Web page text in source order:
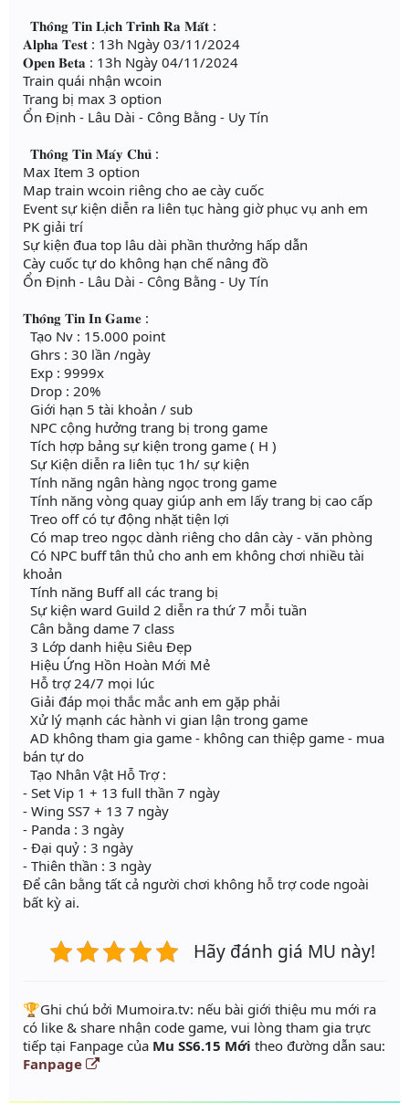
𝐓𝐡𝐨̂𝐧𝐠 𝐓𝐢𝐧 𝐋𝐢̣𝐜𝐡 𝐓𝐫𝐢̀𝐧𝐡 𝐑𝐚 𝐌𝐚̆́𝐭 :
𝐀𝐥𝐩𝐡𝐚 𝐓𝐞𝐬𝐭 : 13h Ngày 03/11/2024
𝐎𝐩𝐞𝐧 𝐁𝐞𝐭𝐚 : 13h Ngày 04/11/2024
Train quái nhận wcoin
Trang bị max 3 option
Ổn Định - Lâu Dài - Công Bằng - Uy Tín
𝐓𝐡𝐨̂𝐧𝐠 𝐓𝐢𝐧 𝐌𝐚́𝐲 𝐂𝐡𝐮̉ :
Max Item 3 option
Map train wcoin riêng cho ae cày cuốc
Event sự kiện diễn ra liên tục hàng giờ phục vụ anh em
PK giải trí
Sự kiện đua top lâu dài phần thưởng hấp dẫn
Cày cuốc tự do không hạn chế nâng đồ
Ổn Định - Lâu Dài - Công Bằng - Uy Tín
𝐓𝐡𝐨̂𝐧𝐠 𝐓𝐢𝐧 𝐈𝐧 𝐆𝐚𝐦𝐞 :
Tạo Nv : 15.000 point
Ghrs : 30 lần /ngày
Exp : 9999x
Drop : 20%
Giới hạn 5 tài khoản / sub
NPC cộng hưởng trang bị trong game
Tích hợp bảng sự kiện trong game ( H )
Sự Kiện diễn ra liên tục 1h/ sự kiện
Tính năng ngân hàng ngọc trong game
Tính năng vòng quay giúp anh em lấy trang bị cao cấp
Treo off có tự động nhặt tiện lợi
Có map treo ngọc dành riêng cho dân cày - văn phòng
Có NPC buff tân thủ cho anh em không chơi nhiều tài
khoản
Tính năng Buff all các trang bị
Sự kiện ward Guild 2 diễn ra thứ 7 mỗi tuần
Cân bằng dame 7 class
3 Lớp danh hiệu Siêu Đẹp
Hiệu Ứng Hồn Hoàn Mới Mẻ
Hỗ trợ 24/7 mọi lúc
Giải đáp mọi thắc mắc anh em gặp phải
Xử lý mạnh các hành vi gian lận trong game
AD không tham gia game - không can thiệp game - mua
bán tự do
Tạo Nhân Vật Hỗ Trợ :
- Set Vip 1 + 13 full thần 7 ngày
- Wing SS7 + 13 7 ngày
- Panda : 3 ngày
- Đại quỷ : 3 ngày
- Thiên thần : 3 ngày
Để cân bằng tất cả người chơi không hỗ trợ code ngoài
bất kỳ ai.
Hãy đánh giá MU này!
️🏆Ghi chú bởi Mumoira.tv: nếu bài giới thiệu mu mới ra
có like & share nhận code game, vui lòng tham gia trực
tiếp tại Fanpage của Mu SS6.15 Mới theo đường dẫn sau:
Fanpage